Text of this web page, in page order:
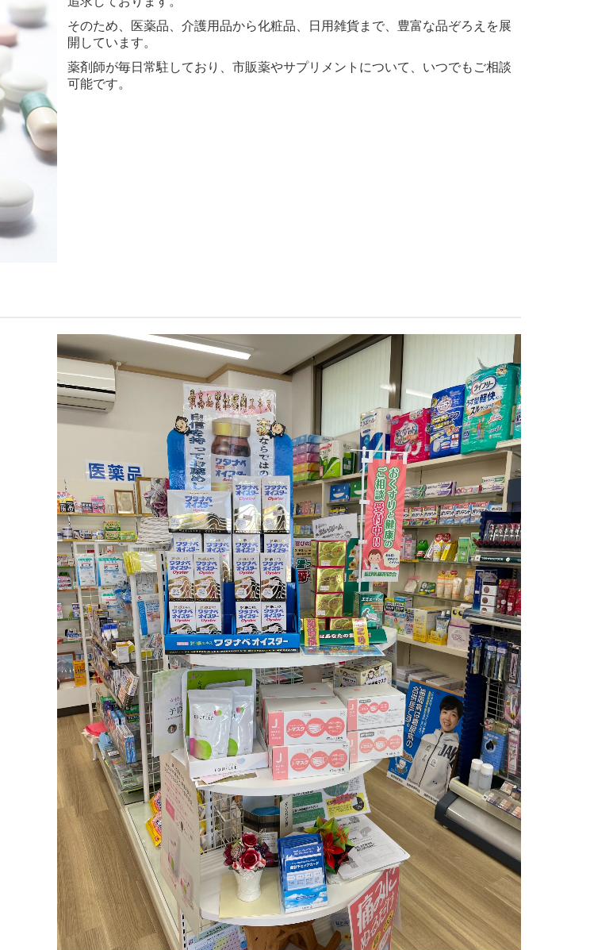
そのため、医薬品、介護用品から化粧品、日用雑貨まで、豊富な品ぞろえを展
開しています。
薬剤師が毎日常駐しており、市販薬やサプリメントについて、いつでもご相談
可能です。